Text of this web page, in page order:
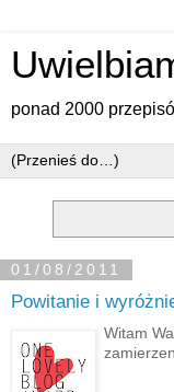
ponad 2000
01/08/2011
Powitanie i
Witam